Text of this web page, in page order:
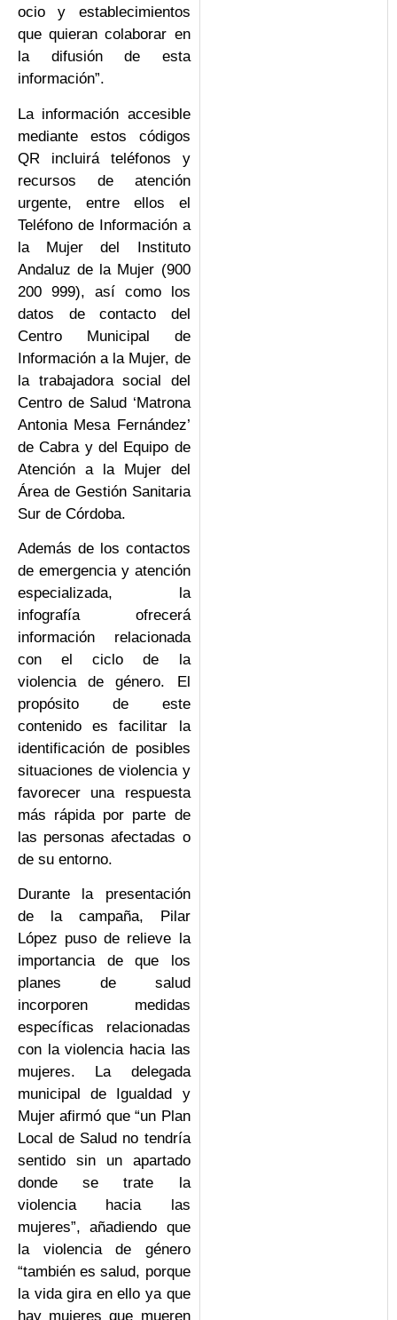
ocio y establecimientos
que quieran colaborar en
la difusión de esta
información”.
La información accesible
mediante estos códigos
QR incluirá teléfonos y
recursos de atención
urgente, entre ellos el
Teléfono de Información a
la Mujer del Instituto
Andaluz de la Mujer (900
200 999), así como los
datos de contacto del
Centro Municipal de
Información a la Mujer, de
la trabajadora social del
Centro de Salud ‘Matrona
Antonia Mesa Fernández’
de Cabra y del Equipo de
Atención a la Mujer del
Área de Gestión Sanitaria
Sur de Córdoba.
Además de los contactos
de emergencia y atención
especializada, la
infografía ofrecerá
información relacionada
con el ciclo de la
violencia de género. El
propósito de este
contenido es facilitar la
identificación de posibles
situaciones de violencia y
favorecer una respuesta
más rápida por parte de
las personas afectadas o
de su entorno.
Durante la presentación
de la campaña, Pilar
López puso de relieve la
importancia de que los
planes de salud
incorporen medidas
específicas relacionadas
con la violencia hacia las
mujeres. La delegada
municipal de Igualdad y
Mujer afirmó que “un Plan
Local de Salud no tendría
sentido sin un apartado
donde se trate la
violencia hacia las
mujeres”, añadiendo que
la violencia de género
“también es salud, porque
la vida gira en ello ya que
hay mujeres que mueren